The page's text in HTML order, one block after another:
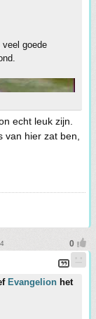
goede
echt leuk zijn.
van hier zat ben,
Evangelion het